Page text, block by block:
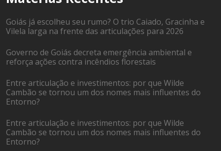
Goiás já escolheu seu rumo? O trio Caiado, Gracinha e
Vilela larga na frente das articulações para 2026
Governo de Goiás decreta emergência ambiental e
reforça ações contra incêndios florestais
Entre articulação e investimentos: por que Wilde
Cambão se tornou um dos nomes mais influentes do
Entorno?
Entre articulação e investimentos: por que Wilde
Cambão se tornou um dos nomes mais influentes do
Entorno?